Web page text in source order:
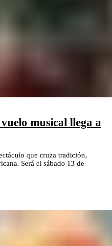
musical llega a
que cruza tradición,
Será el sábado 13 de